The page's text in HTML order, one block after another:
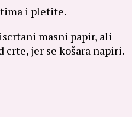
i pletite.
masni papir, ali
crte, jer se košara napiri.